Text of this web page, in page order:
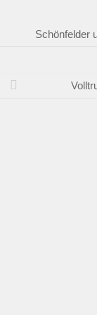
Schönfelder